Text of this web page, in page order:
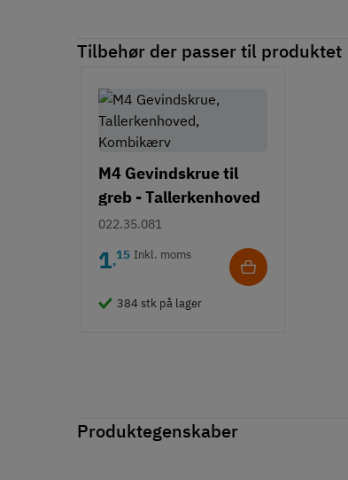
Tilbehør der passer til produktet
M4 Gevindskrue til
greb - Tallerkenhoved
- Krydskærv
022.35.081
1,15 Inkl. moms
384 stk på lager
Produktegenskaber